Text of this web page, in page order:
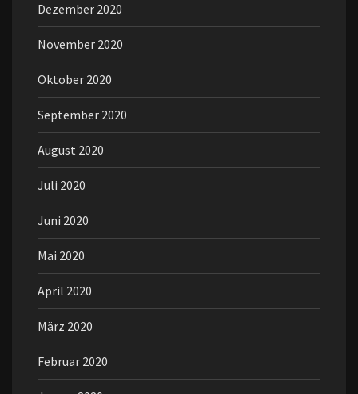
Dezember 2020
November 2020
Oktober 2020
September 2020
August 2020
Juli 2020
Juni 2020
Mai 2020
April 2020
März 2020
Februar 2020